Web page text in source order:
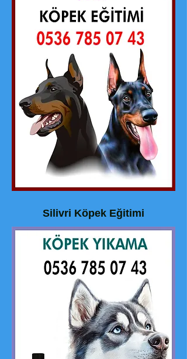
Silivri Köpek Eğitimi